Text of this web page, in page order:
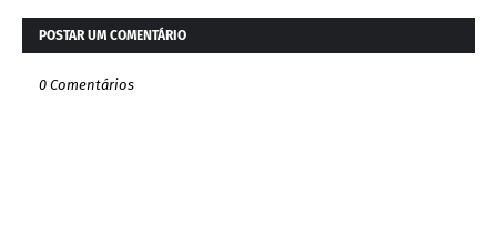
POSTAR UM COMENTÁRIO
0 Comentários